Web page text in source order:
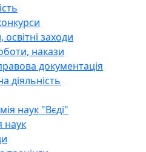
освітні заходи
накази
документація
діяльність
наук "Вєді"
наук